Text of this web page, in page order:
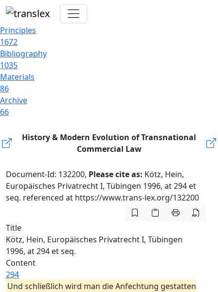
Principles
1672
Bibliography
1035
Materials
86
Archive
66
History & Modern Evolution of Transnational
Commercial Law
Document-Id: 132200, Please cite as: Kötz, Hein,
Europäisches Privatrecht I, Tübingen 1996, at 294 et
seq. referenced at https://www.trans-lex.org/132200
Title
Kötz, Hein, Europäisches Privatrecht I, Tübingen
1996, at 294 et seq.
Content
294
Und schließlich wird man die Anfechtung gestatten